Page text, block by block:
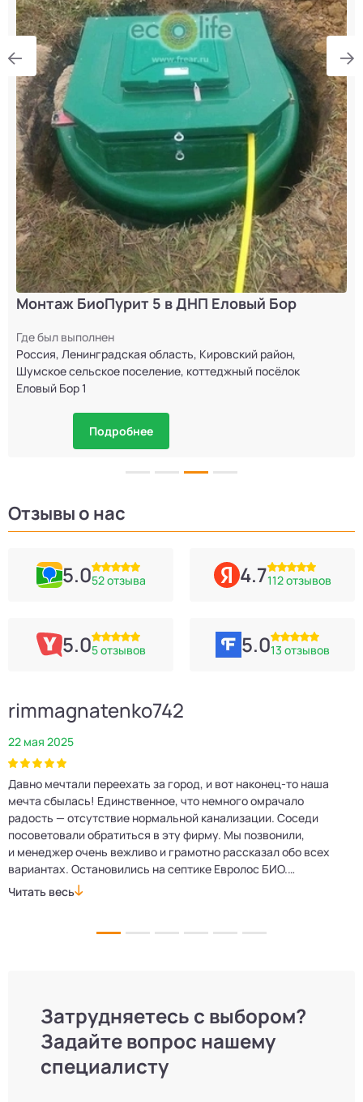
Монтаж БиоПурит 5 в ДНП Еловый Бор
Где был выполнен
Россия, Ленинградская область, Кировский район,
Шумское сельское поселение, коттеджный посёлок
Еловый Бор 1
Подробнее
Отзывы о нас
5.052 отзыва 4.7112 отзывов
5.05 отзывов 5.013 отзывов
rimmagnatenko742
22 мая 2025
Давно мечтали переехать за город, и вот наконец‑то наша
мечта сбылась! Единственное, что немного омрачало
радость — отсутствие нормальной канализации. Соседи
посоветовали обратиться в эту фирму. Мы позвонили,
и менеджер очень вежливо и грамотно рассказал обо всех
вариантах. Остановились на септике Евролос БИО.
Монтажники приехали вовремя, установили всё быстро
Читать весь
Затрудняетесь с выбором?
Задайте вопрос нашему
специалисту